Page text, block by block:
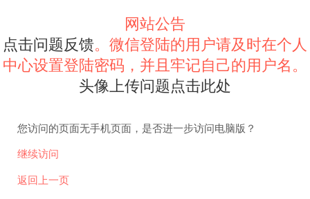
网站公告
点击问题反馈。微信登陆的用户请及时在个人
中心设置登陆密码，并且牢记自己的用户名。
头像上传问题点击此处
您访问的页面无手机页面，是否进一步访问电脑版？
继续访问
返回上一页